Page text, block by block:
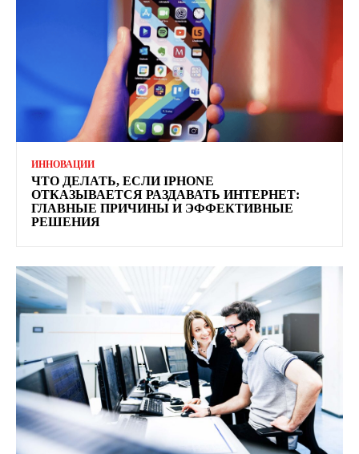
ИННОВАЦИИ
ЧТО ДЕЛАТЬ, ЕСЛИ IPHONE
ОТКАЗЫВАЕТСЯ РАЗДАВАТЬ ИНТЕРНЕТ:
ГЛАВНЫЕ ПРИЧИНЫ И ЭФФЕКТИВНЫЕ
РЕШЕНИЯ